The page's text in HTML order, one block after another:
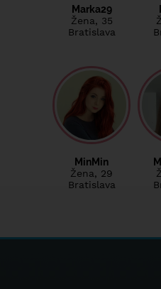
Marka29
Žena, 35
Bratislava
MinMin
Žena, 29
Bratislava